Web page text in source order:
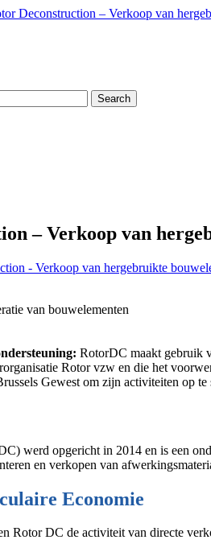
– Verkoop van
- Verkoop van hergebruikte
van bouwelementen
RotorDC maakt gebruik
Rotor vzw en die het
Gewest om zijn activiteiten op
werd opgericht in 2014 en is een
en verkopen van
Economie
Rotor DC de activiteit van directe